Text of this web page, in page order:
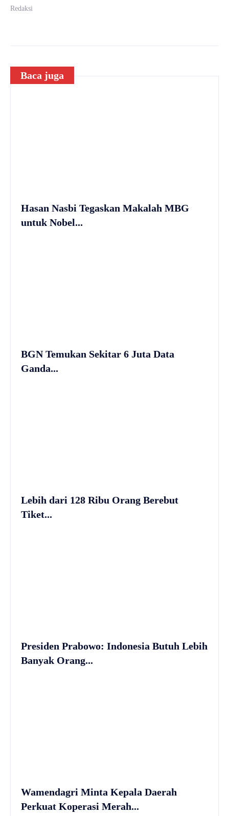
Redaksi
Baca juga
Hasan Nasbi Tegaskan Makalah MBG
untuk Nobel...
BGN Temukan Sekitar 6 Juta Data
Ganda...
Lebih dari 128 Ribu Orang Berebut
Tiket...
Presiden Prabowo: Indonesia Butuh Lebih
Banyak Orang...
Wamendagri Minta Kepala Daerah
Perkuat Koperasi Merah...